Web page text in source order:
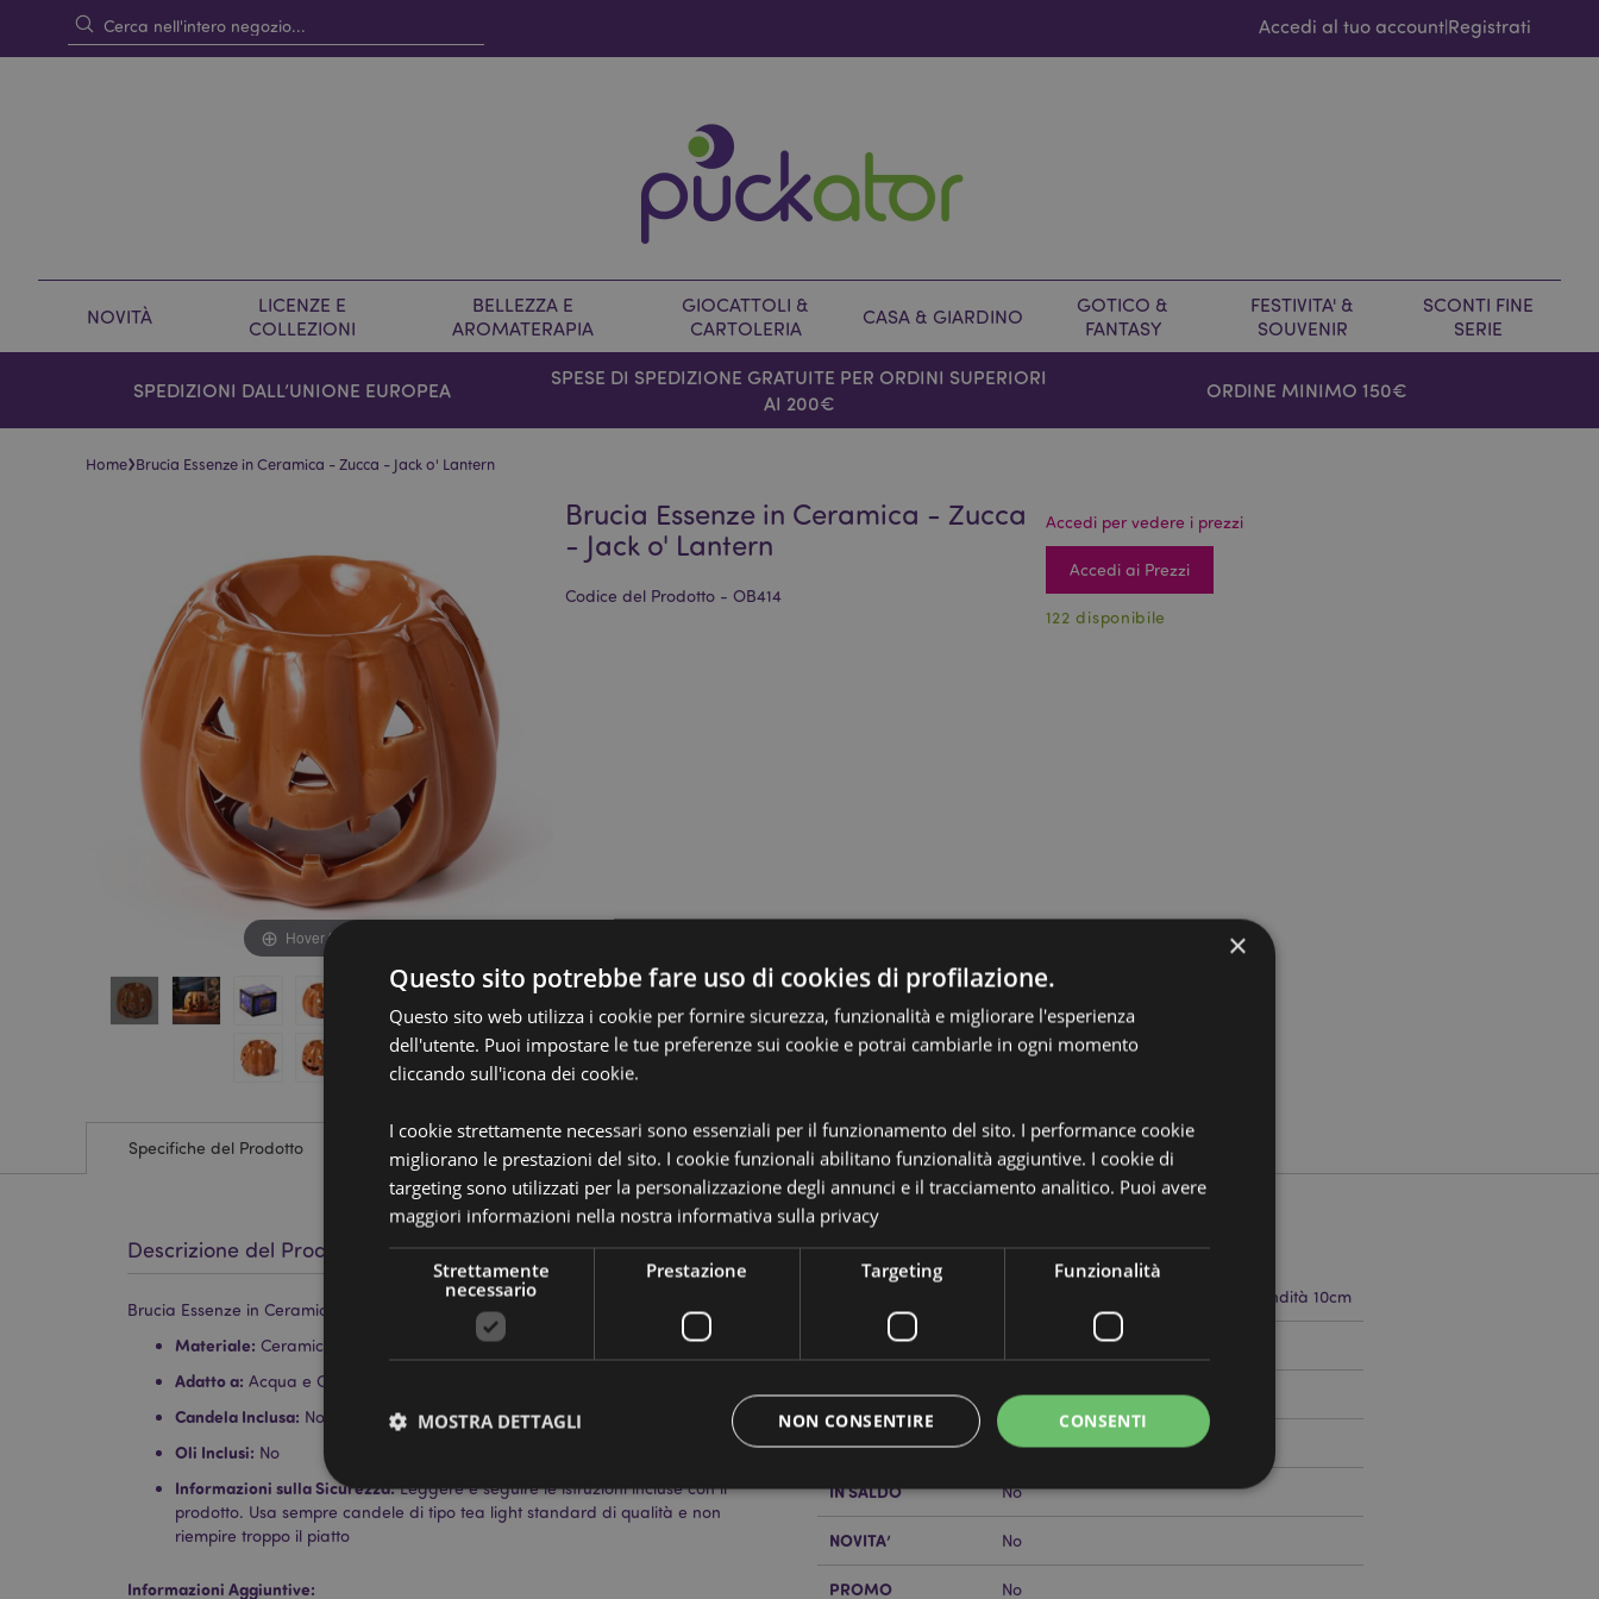
Accedi al tuo account|Registrati
NOVITÀ
LICENZE E
COLLEZIONI
BELLEZZA E
AROMATERAPIA
GIOCATTOLI &
CARTOLERIA
CASA & GIARDINO
GOTICO &
FANTASY
FESTIVITA' &
SOUVENIR
SCONTI FINE
SERIE
SPEDIZIONI DALL’UNIONE EUROPEA
SPESE DI SPEDIZIONE GRATUITE PER ORDINI SUPERIORI
AI 200€
ORDINE MINIMO 150€
Home›Brucia Essenze in Ceramica - Zucca - Jack o' Lantern
Hover to zoom
Brucia Essenze in Ceramica - Zucca
- Jack o' Lantern
Codice del Prodotto - OB414
Accedi per vedere i prezzi
Accedi ai Prezzi
122 disponibile
Specifiche del Prodotto
Descrizione del Prodotto
Brucia Essenze in Ceramica - Zucca - Jack o' Lantern
Materiale: Ceramica (Dolomite)
Adatto a: Acqua e Oli.
Candela Inclusa: No
Oli Inclusi: No
Informazioni sulla Sicurezza:Leggere e seguire le istruzioni incluse con il
prodotto. Usa sempre candele di tipo tea light standard di qualità e non
riempire troppo il piatto
Informazioni Aggiuntive:
Dettagli del Prodotto
Informazioni
Aggiuntive
Altezza 8cm Larghezza 10cm Profondità 10cm
Codice a barre 5055071797408
Quantità di cartone 48
Peso (kg) 0.296000
IN SALDO No
NOVITA’ No
PROMO No
×
Questo sito potrebbe fare uso di cookies di profilazione.
Questo sito web utilizza i cookie per fornire sicurezza, funzionalità e migliorare l'esperienza
dell'utente. Puoi impostare le tue preferenze sui cookie e potrai cambiarle in ogni momento
cliccando sull'icona dei cookie.
I cookie strettamente necessari sono essenziali per il funzionamento del sito. I performance cookie
migliorano le prestazioni del sito. I cookie funzionali abilitano funzionalità aggiuntive. I cookie di
targeting sono utilizzati per la personalizzazione degli annunci e il tracciamento analitico. Puoi avere
maggiori informazioni nella nostra informativa sulla privacy
Strettamente
necessario
Prestazione Targeting Funzionalità
CONSENTI
NON CONSENTIRE
MOSTRA DETTAGLI
Targeting Funzionalità
I cookie strettamente necessari consentono le funzionalità di base del sito web come accesso alla propria area riservata e gestione